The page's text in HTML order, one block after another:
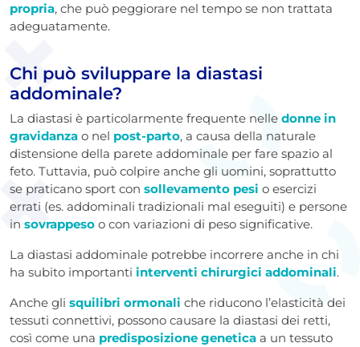
propria, che può peggiorare nel tempo se non trattata
adeguatamente.
Chi può sviluppare la diastasi
addominale?
La diastasi è particolarmente frequente nelle donne in
gravidanza o nel post-parto, a causa della naturale
distensione della parete addominale per fare spazio al
feto. Tuttavia, può colpire anche gli uomini, soprattutto
se praticano sport con sollevamento pesi o esercizi
errati (es. addominali tradizionali mal eseguiti) e persone
in sovrappeso o con variazioni di peso significative.
La diastasi addominale potrebbe incorrere anche in chi
ha subito importanti interventi chirurgici addominali.
Anche gli squilibri ormonali che riducono l’elasticità dei
tessuti connettivi, possono causare la diastasi dei retti,
così come una predisposizione genetica a un tessuto